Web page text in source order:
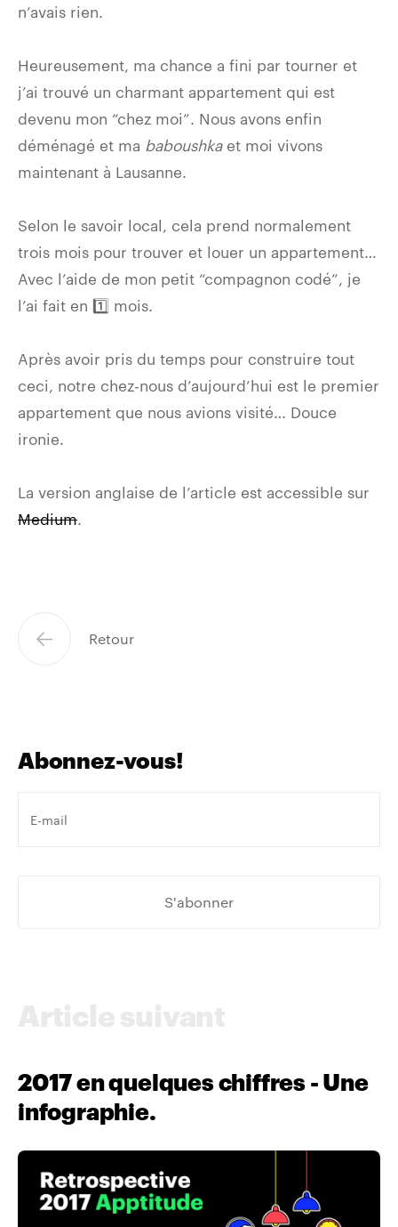
n’avais rien.
Heureusement, ma chance a fini par tourner et
j’ai trouvé un charmant appartement qui est
devenu mon “chez moi”. Nous avons enfin
déménagé et ma baboushkaet moi vivons
maintenant à Lausanne.
Selon le savoir local, cela prend normalement
trois mois pour trouver et louer un appartement…
Avec l’aide de mon petit “compagnon codé”, je
l’ai fait en 1️⃣ mois.
Après avoir pris du temps pour construire tout
ceci, notre chez-nous d’aujourd’hui est le premier
appartement que nous avions visité… Douce
ironie.
La version anglaise de l’article est accessible sur
Medium
Retour
Abonnez-vous!
e-
2017 en quelques chiffres - Une
infographie.